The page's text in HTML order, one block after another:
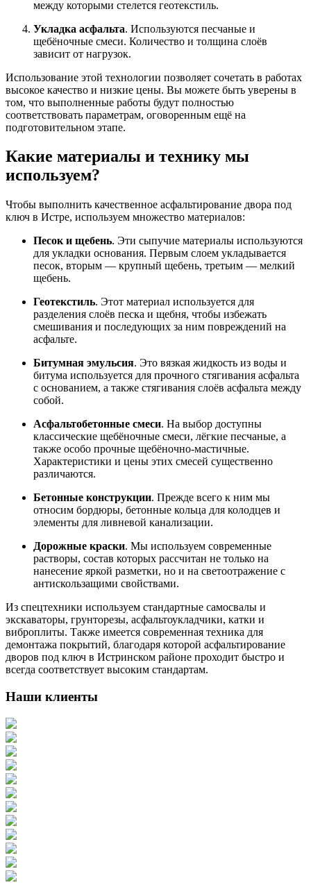
между которыми стелется геотекстиль.
Укладка асфальта. Используются песчаные и
щебёночные смеси. Количество и толщина слоёв
зависит от нагрузок.
Использование этой технологии позволяет сочетать в работах
высокое качество и низкие цены. Вы можете быть уверены в
том, что выполненные работы будут полностью
соответствовать параметрам, оговоренным ещё на
подготовительном этапе.
Какие материалы и технику мы
используем?
Чтобы выполнить качественное асфальтирование двора под
ключ в Истре, используем множество материалов:
Песок и щебень. Эти сыпучие материалы используются
для укладки основания. Первым слоем укладывается
песок, вторым — крупный щебень, третьим — мелкий
щебень.
Геотекстиль. Этот материал используется для
разделения слоёв песка и щебня, чтобы избежать
смешивания и последующих за ним повреждений на
асфальте.
Битумная эмульсия. Это вязкая жидкость из воды и
битума используется для прочного стягивания асфальта
с основанием, а также стягивания слоёв асфальта между
собой.
Асфальтобетонные смеси. На выбор доступны
классические щебёночные смеси, лёгкие песчаные, а
также особо прочные щебёночно-мастичные.
Характеристики и цены этих смесей существенно
различаются.
Бетонные конструкции. Прежде всего к ним мы
относим бордюры, бетонные кольца для колодцев и
элементы для ливневой канализации.
Дорожные краски. Мы используем современные
растворы, состав которых рассчитан не только на
нанесение яркой разметки, но и на светоотражение с
антискользащими свойствами.
Из спецтехники используем стандартные самосвалы и
экскаваторы, грунторезы, асфальтоукладчики, катки и
виброплиты. Также имеется современная техника для
демонтажа покрытий, благодаря которой асфальтирование
дворов под ключ в Истринском районе проходит быстро и
всегда соответствует высоким стандартам.
Наши клиенты